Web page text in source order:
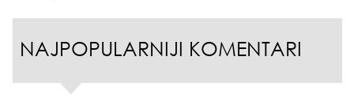
NAJPOPULARNIJI KOMENTARI